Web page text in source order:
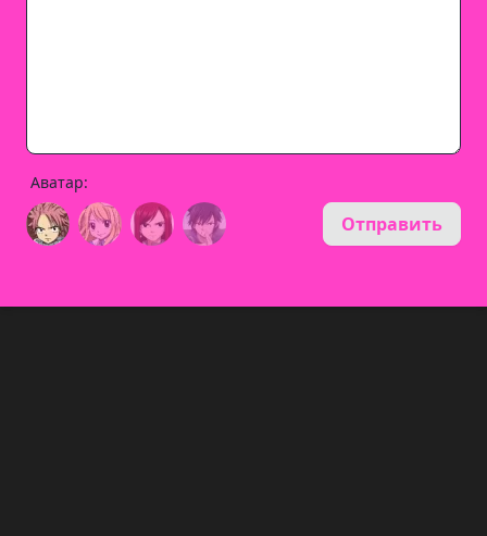
Аватар:
Отправить